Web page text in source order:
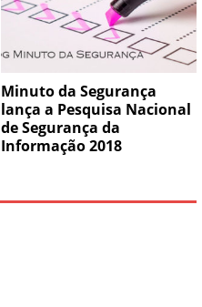
Minuto da Segurança
lança a Pesquisa Nacional
de Segurança da
Informação 2018